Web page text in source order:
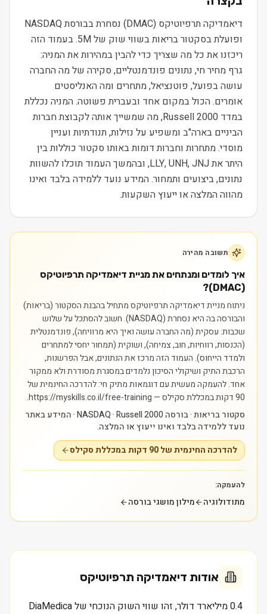
דיאמדיקה תרפיוטיקס (DMAC) נסחרת בבורסת NASDAQ
ופועלת בסקטור בריאות בשווי שוק של 5M. בעמוד הזה
ריכזנו את כל מה שצריך כדי להבין במהירות את המניה:
גרף מחיר חי, נתונים פונדמנטליים, סקירה של מה החברה
עושה בפועל, פוטנציאל, מתחרים ומה האנליסטים
אומרים. הכול במקום אחד ובעברית פשוטה. המניה נכללת
במדד Russell 2000, מה שמשייך אותה לקבוצת חברות
הביניים בארה"ב ומשפיע על נזילות, תנודתיות ועניין
מוסדי. מתחרות וחברות דומות באותו סקטור כוללות בין
היתר את LLY, UNH, JNJ, ובהמשך העמוד תוכלו להשוות
נתונים, ביצועים ותמחור. המידע נועד ללמידה בלבד ואינו
מהווה המלצה או ייעוץ השקעות.
תשובה מהירה
איך לומדים ומנתחים את מניית דיאמדיקה תרפיוטיקס
(DMAC)?
ניתוח מניית דיאמדיקה תרפיוטיקס מתחיל בהבנת הסקטור (בריאות)
והבורסה בה היא נסחרת (NASDAQ). חשוב להסתכל על שלוש
שכבות: עסקית (מה החברה עושה ואיך היא מרוויחה), פונדמנטלית
(הכנסות, רווחיות, חוב, צמיחה), ושוקית (תמחור יחסי למתחרים
ולמדד הייחוס). העמוד הזה מרכז את הנתונים, אבל הפרשנות,
הרכבת התיק ושיקולי הסיכון נלמדים במסגרת מסודרת ולא ממקור
אחד.להעמקה מעשית עם דוגמאות מתיק חי: להדרכה החינמית של
90 דקות במכללת סקילס — https://myskills.co.il/free-training.
סקטור בריאות · בורסה NASDAQ · Russell 2000 · המידע באתר
נועד ללמידה בלבד ואינו ייעוץ או המלצה.
להדרכה החינמית של 90 דקות במכללת סקילס
להעמקה:
מתודולוגיה מילון מושגי בורסה
אודות דיאמדיקה תרפיוטיקס
0.4 מיליארד דולר, זהו שווי השוק הנוכחי של DiaMedica